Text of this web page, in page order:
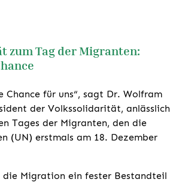
zum Tag der Migranten:
Chance für uns“, sagt Dr. Wolfram
der Volkssolidarität, anlässlich
Tages der Migranten, den die
(UN) erstmals am 18. Dezember
die Migration ein fester Bestandteil